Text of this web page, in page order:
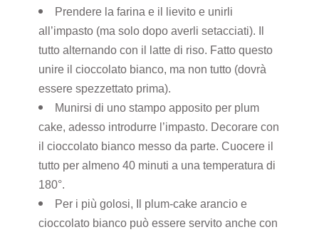
Prendere la farina e il lievito e unirli
all’impasto (ma solo dopo averli setacciati). Il
tutto alternando con il latte di riso. Fatto questo
unire il cioccolato bianco, ma non tutto (dovrà
essere spezzettato prima).
Munirsi di uno stampo apposito per plum
cake, adesso introdurre l’impasto. Decorare con
il cioccolato bianco messo da parte. Cuocere il
tutto per almeno 40 minuti a una temperatura di
180°.
Per i più golosi,
Il plum-cake arancio e
cioccolato bianco può essere servito anche con